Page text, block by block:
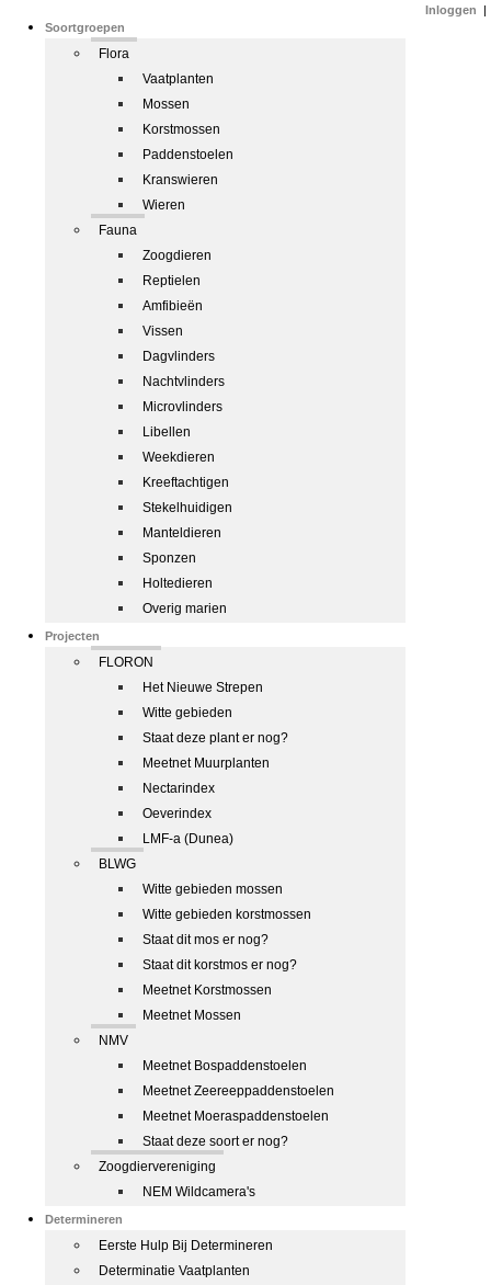
Soortgroepen
Flora
Vaatplanten
Mossen
Korstmossen
Paddenstoelen
Kranswieren
Wieren
Fauna
Zoogdieren
Reptielen
Amfibieën
Vissen
Dagvlinders
Nachtvlinders
Microvlinders
Libellen
Weekdieren
Kreeftachtigen
Stekelhuidigen
Manteldieren
Sponzen
Holtedieren
Overig marien
Projecten
FLORON
Het Nieuwe Strepen
Witte gebieden
Staat deze plant er nog?
Meetnet Muurplanten
Nectarindex
Oeverindex
LMF-a (Dunea)
BLWG
Witte gebieden mossen
Witte gebieden korstmossen
Staat dit mos er nog?
Staat dit korstmos er nog?
Meetnet Korstmossen
Meetnet Mossen
NMV
Meetnet Bospaddenstoelen
Meetnet Zeereeppaddenstoelen
Meetnet Moeraspaddenstoelen
Staat deze soort er nog?
Zoogdiervereniging
NEM Wildcamera's
Determineren
Eerste Hulp Bij Determineren
Determinatie Vaatplanten
Inloggen |